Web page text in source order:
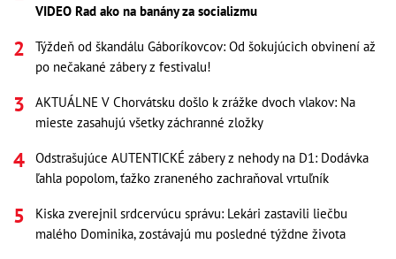
VIDEO Rad ako na banány za socializmu
Týždeň od škandálu Gáboríkovcov: Od šokujúcich obvinení až
po nečakané zábery z festivalu!
AKTUÁLNE V Chorvátsku došlo k zrážke dvoch vlakov: Na
mieste zasahujú všetky záchranné zložky
Odstrašujúce AUTENTICKÉ zábery z nehody na D1: Dodávka
ľahla popolom, ťažko zraneného zachraňoval vrtuľník
Kiska zverejnil srdcervúcu správu: Lekári zastavili liečbu
malého Dominika, zostávajú mu posledné týždne života